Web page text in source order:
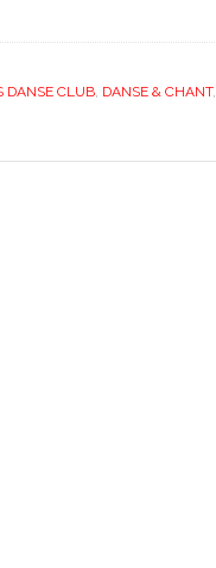
DANSE CLUB, DANSE & CHANT,